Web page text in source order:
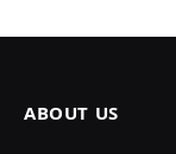
ABOUT US